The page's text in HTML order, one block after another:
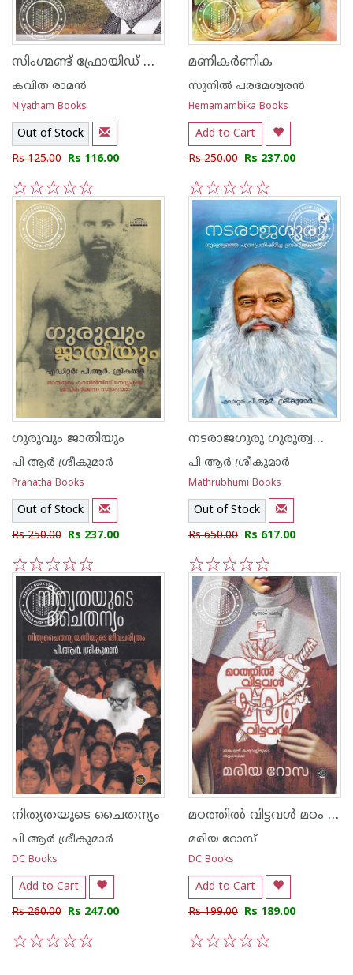
സിംഗ്മണ്ട് ഫ്രോയിഡ് ധ്രുവദേശ രാത്രിയിലെ സൂര്യോദയം
കവിത രാമന്‍
Niyatham Books
Out of Stock
Rs 125.00 Rs 116.00
5
4
3
2
1
മണികർണിക
സുനില്‍ പരമേശ്വരന്‍
Hemamambika Books
Add to Cart
Rs 250.00 Rs 237.00
5
4
3
2
1
ഗുരുവും ജാതിയും
പി ആര്‍ ശ്രീകുമാര്‍
Pranatha Books
Out of Stock
Rs 250.00 Rs 237.00
5
4
3
2
1
നടരാജഗുരു ഗുരുത്വത്തെ പുനഃപ്രതിഷ്ഠിച്ച ബ്രഹ്‌മജ്ഞാനി
പി ആര്‍ ശ്രീകുമാര്‍
Mathrubhumi Books
Out of Stock
Rs 650.00 Rs 617.00
5
4
3
2
1
നിത്യതയുടെ ചൈതന്യം
പി ആര്‍ ശ്രീകുമാര്‍
DC Books
Add to Cart
Rs 260.00 Rs 247.00
മഠത്തിൽ വിട്ടവൾ മഠം വിട്ടവൾ
മരിയ റോസ്
DC Books
Add to Cart
Rs 199.00 Rs 189.00